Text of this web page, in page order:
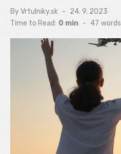
ByVrtulniky.sk
Posted
on
24. 9. 2023
Time to Read: 0 min - 47 words